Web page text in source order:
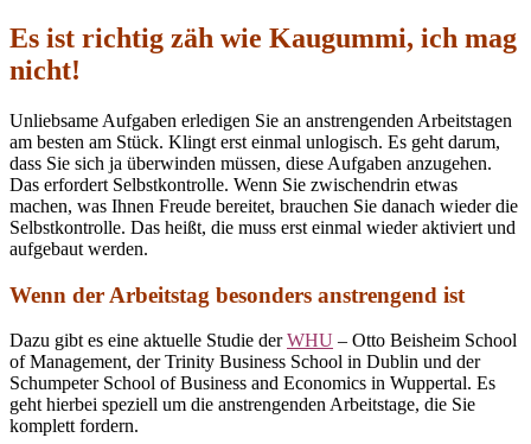
Es ist richtig zäh wie Kaugummi, ich mag
nicht!
Unliebsame Aufgaben erledigen Sie an anstrengenden Arbeitstagen
am besten am Stück. Klingt erst einmal unlogisch. Es geht darum,
dass Sie sich ja überwinden müssen, diese Aufgaben anzugehen.
Das erfordert Selbstkontrolle. Wenn Sie zwischendrin etwas
machen, was Ihnen Freude bereitet, brauchen Sie danach wieder die
Selbstkontrolle. Das heißt, die muss erst einmal wieder aktiviert und
aufgebaut werden.
Wenn der Arbeitstag besonders anstrengend ist
Dazu gibt es eine aktuelle Studie derWHU – Otto Beisheim School
of Management, der Trinity Business School in Dublin und der
Schumpeter School of Business and Economics in Wuppertal. Es
geht hierbei speziell um die anstrengenden Arbeitstage, die Sie
komplett fordern.